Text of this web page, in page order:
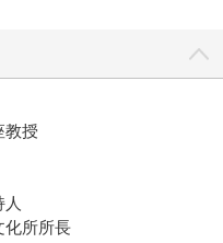
教授
人
化所所長